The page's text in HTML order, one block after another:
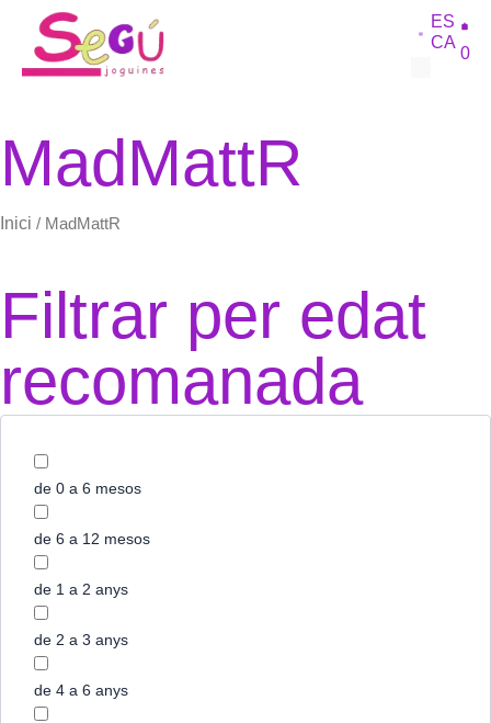
contingut
ES
CA
0
MadMattR
Inici / MadMattR
Filtrar per edat
recomanada
de 0 a 6 mesos
de 6 a 12 mesos
de 1 a 2 anys
de 2 a 3 anys
de 4 a 6 anys